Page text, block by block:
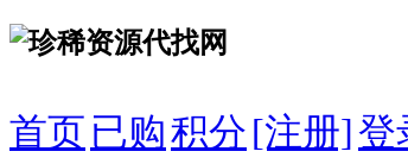
首页 已购积分[注册]登